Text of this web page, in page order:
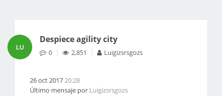
LU
Despiece agility city
0 2,851 Luigizsrsgozs
26 oct 201720:28
Último mensaje por Luigizsrsgozs